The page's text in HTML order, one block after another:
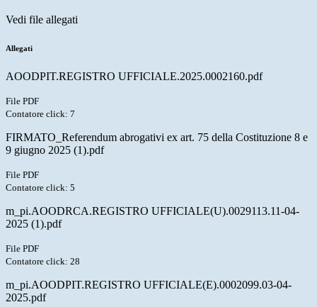
Vedi file allegati
Allegati
AOODPIT.REGISTRO UFFICIALE.2025.0002160.pdf
File PDF
Contatore click: 7
FIRMATO_Referendum abrogativi ex art. 75 della Costituzione 8 e
9 giugno 2025 (1).pdf
File PDF
Contatore click: 5
m_pi.AOODRCA.REGISTRO UFFICIALE(U).0029113.11-04-
2025 (1).pdf
File PDF
Contatore click: 28
m_pi.AOODPIT.REGISTRO UFFICIALE(E).0002099.03-04-
2025.pdf